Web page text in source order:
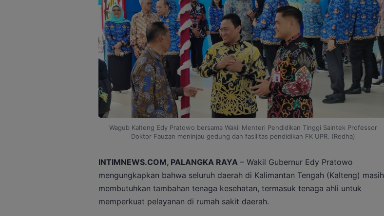
Wagub Kalteng Edy Pratowo bersama Wakil Menteri Pendidikan Tinggi Saintek Professor
Doktor Fauzan meninjau gedung dan fasilitas pendidikan FK UPR. (Redha)
INTIMNEWS.COM, PALANGKA RAYA– Wakil Gubernur Edy Pratowo
mengungkapkan bahwa seluruh daerah di Kalimantan Tengah (Kalteng) masih
membutuhkan tambahan tenaga kesehatan, termasuk tenaga ahli untuk
memperkuat pelayanan di rumah sakit daerah.